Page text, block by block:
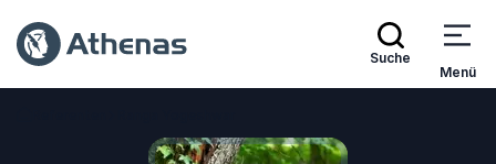
Suche
Menü